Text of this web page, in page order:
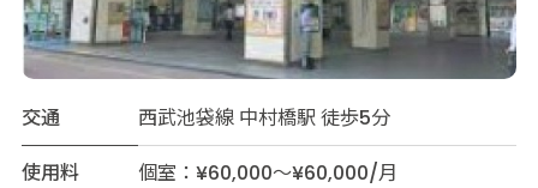
交通
西武池袋線 中村橋駅 徒歩5分
使用料
個室：¥60,000～¥60,000/月